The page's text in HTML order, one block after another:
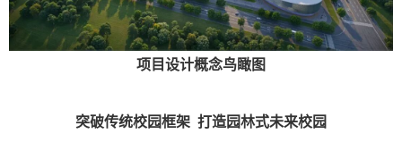
项目设计概念鸟瞰图
突破传统校园框架 打造园林式未来校园